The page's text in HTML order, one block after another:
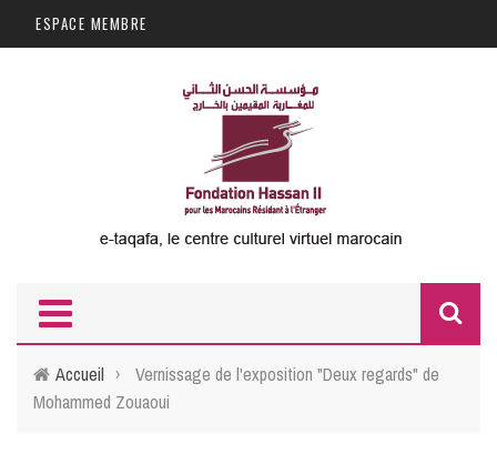
Aller au contenu principal
ESPACE MEMBRE
Accueil ›
Vernissage de l'exposition "Deux regards" de
Mohammed Zouaoui